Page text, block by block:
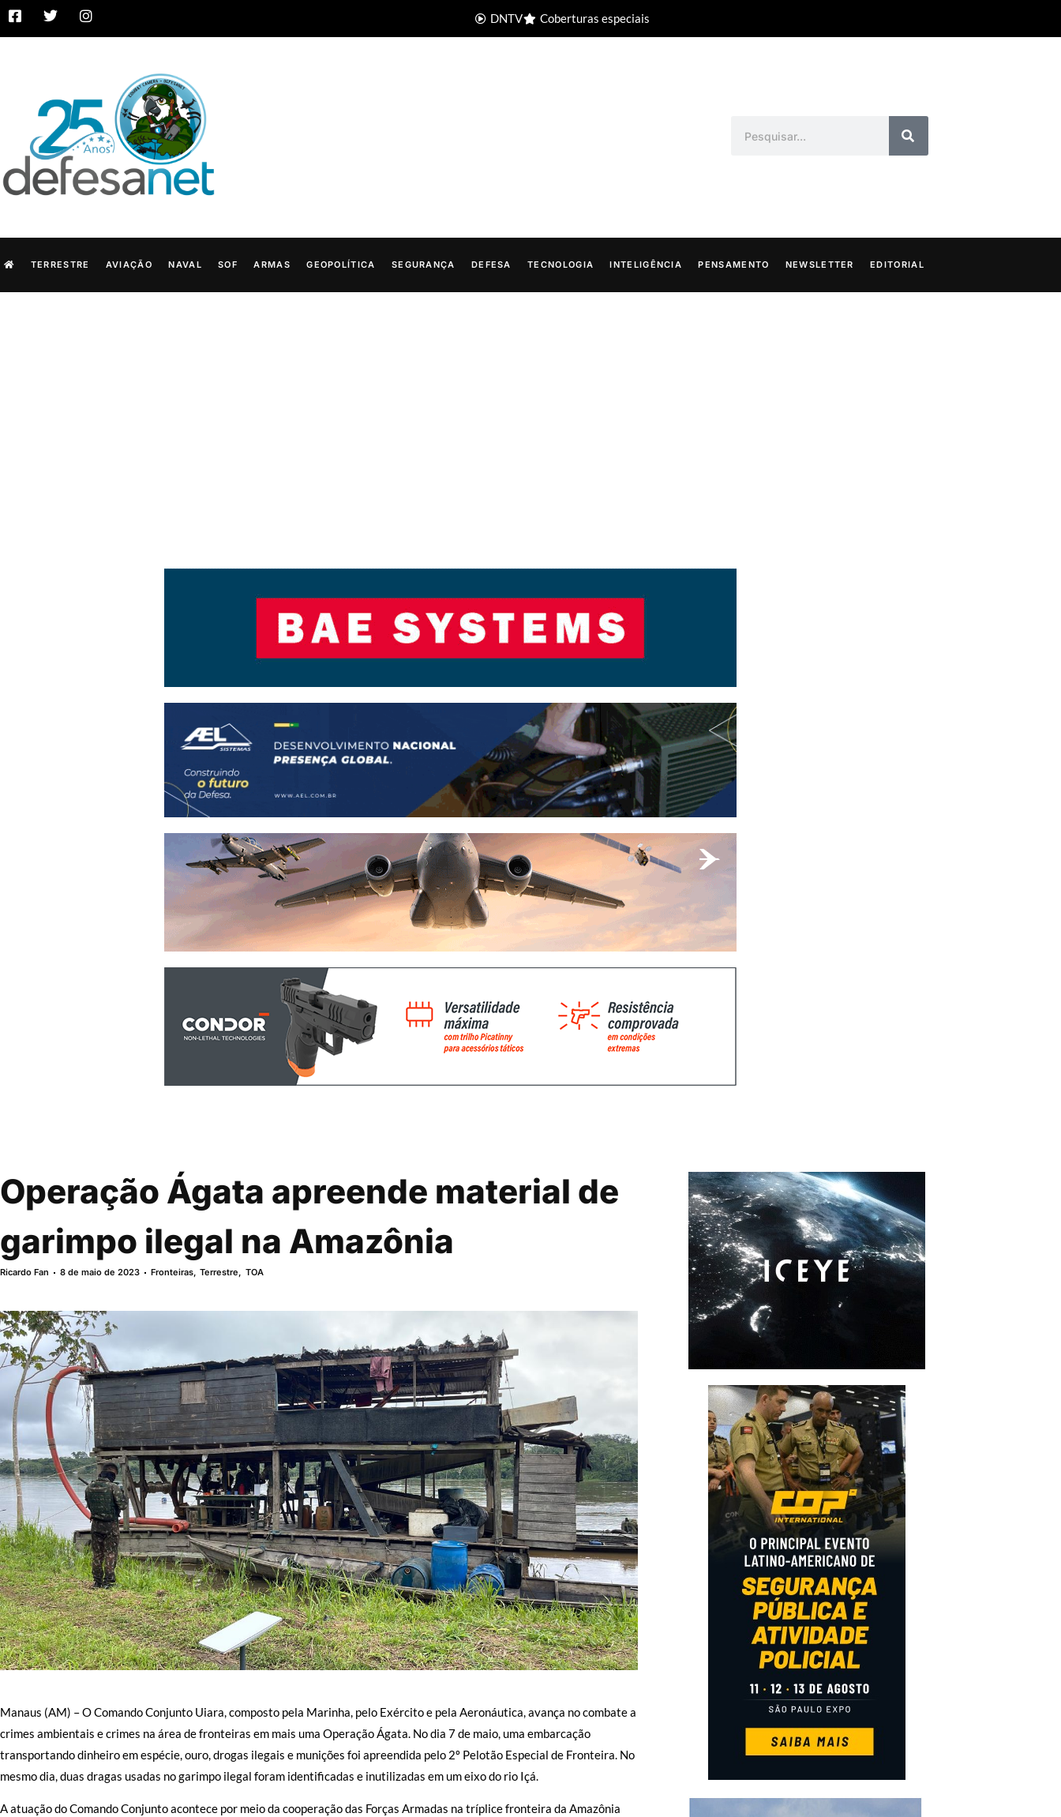
DNTV Coberturas especiais
TERRESTRE AVIAÇÃO NAVAL SOF ARMAS GEOPOLÍTICA SEGURANÇA DEFESA TECNOLOGIA INTELIGÊNCIA PENSAMENTO NEWSLETTER EDITORIAL
Operação Ágata apreende material de
garimpo ilegal na Amazônia
Ricardo Fan 8 de maio de 2023 Fronteiras,Terrestre, TOA
Manaus (AM) – O Comando Conjunto Uiara, composto pela Marinha, pelo Exército e pela Aeronáutica, avança no combate a
crimes ambientais e crimes na área de fronteiras em mais uma Operação Ágata. No dia 7 de maio, uma embarcação
transportando dinheiro em espécie, ouro, drogas ilegais e munições foi apreendida pelo 2º Pelotão Especial de Fronteira. No
mesmo dia, duas dragas usadas no garimpo ilegal foram identificadas e inutilizadas em um eixo do rio Içá.
A atuação do Comando Conjunto acontece por meio da cooperação das Forças Armadas na tríplice fronteira da Amazônia